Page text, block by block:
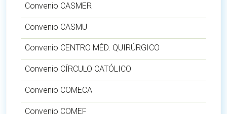
Convenio CASMER
Convenio CASMU
Convenio CENTRO MÉD. QUIRÚRGICO
Convenio CÍRCULO CATÓLICO
Convenio COMECA
Convenio COMEF